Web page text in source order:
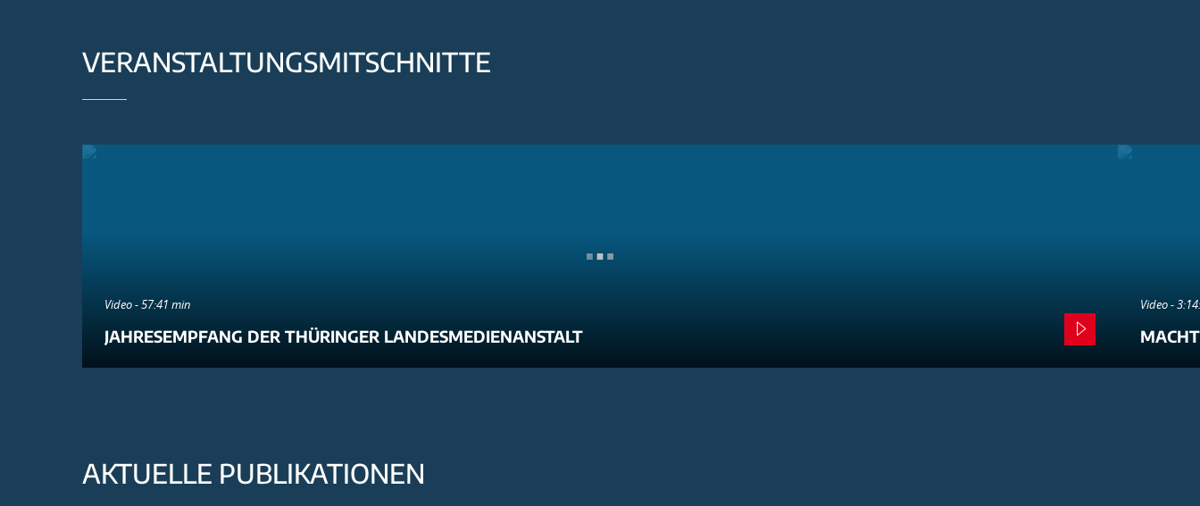
VERANSTALTUNGSMITSCHNITTE
Video - 57:41 min
JAHRESEMPFANG DER THÜRINGER LANDESMEDIENANSTALT
Video -
AKTUELLE PUBLIKATIONEN